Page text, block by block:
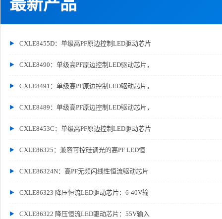
最新产品
CXLE8455D：单级高PF原边控制LED驱动芯片
CXLE8490：单级高PF原边控制LED驱动芯片，
CXLE8491：单级高PF原边控制LED驱动芯片，
CXLE8489：单级高PF原边控制LED驱动芯片，
CXLE8453C：单级高PF原边控制LED驱动芯片
CXLE86325：兼容可控硅调光的高PF LED恒
CXLE86324N：高PF无频闪线性恒流驱动芯片
CXLE86323 降压恒流LED驱动芯片：6-40V输
CXLE86322 降压恒流LED驱动芯片：55V输入